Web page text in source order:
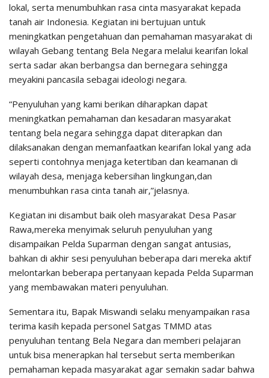
lokal, serta menumbuhkan rasa cinta masyarakat kepada
tanah air Indonesia. Kegiatan ini bertujuan untuk
meningkatkan pengetahuan dan pemahaman masyarakat di
wilayah Gebang tentang Bela Negara melalui kearifan lokal
serta sadar akan berbangsa dan bernegara sehingga
meyakini pancasila sebagai ideologi negara.
“Penyuluhan yang kami berikan diharapkan dapat
meningkatkan pemahaman dan kesadaran masyarakat
tentang bela negara sehingga dapat diterapkan dan
dilaksanakan dengan memanfaatkan kearifan lokal yang ada
seperti contohnya menjaga ketertiban dan keamanan di
wilayah desa, menjaga kebersihan lingkungan,dan
menumbuhkan rasa cinta tanah air,”jelasnya.
Kegiatan ini disambut baik oleh masyarakat Desa Pasar
Rawa,mereka menyimak seluruh penyuluhan yang
disampaikan Pelda Suparman dengan sangat antusias,
bahkan di akhir sesi penyuluhan beberapa dari mereka aktif
melontarkan beberapa pertanyaan kepada Pelda Suparman
yang membawakan materi penyuluhan.
Sementara itu, Bapak Miswandi selaku menyampaikan rasa
terima kasih kepada personel Satgas TMMD atas
penyuluhan tentang Bela Negara dan memberi pelajaran
untuk bisa menerapkan hal tersebut serta memberikan
pemahaman kepada masyarakat agar semakin sadar bahwa